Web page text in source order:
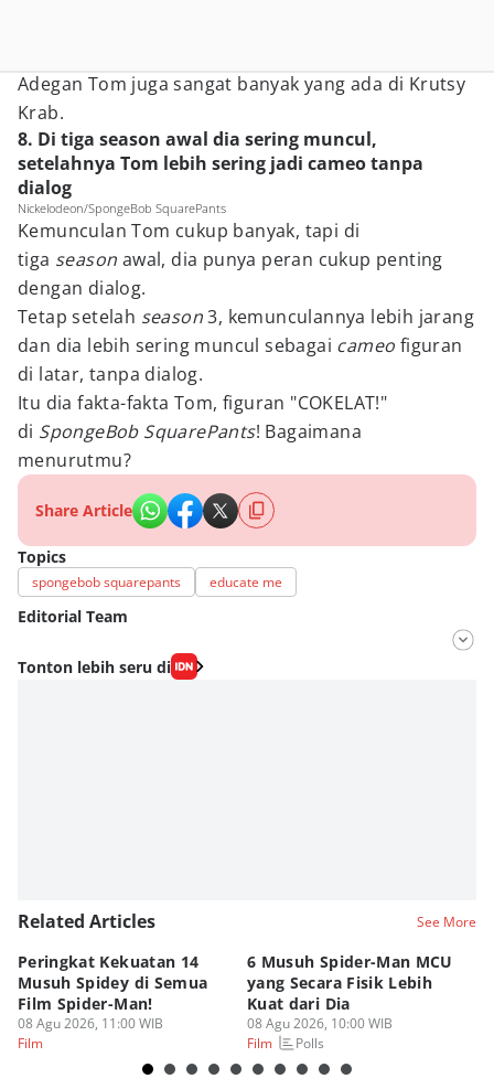
Adegan Tom juga sangat banyak yang ada di Krutsy
Krab.
8. Di tiga season awal dia sering muncul,
setelahnya Tom lebih sering jadi cameo tanpa
dialog
Nickelodeon/SpongeBob SquarePants
Kemunculan Tom cukup banyak, tapi di
tiga season awal, dia punya peran cukup penting
dengan dialog.
Tetap setelah season3, kemunculannya lebih jarang
dan dia lebih sering muncul sebagai cameo figuran
di latar, tanpa dialog.
Itu dia fakta-fakta Tom, figuran "COKELAT!"
di SpongeBob SquarePants! Bagaimana
menurutmu?
Share Article
Topics
spongebob squarepants educate me
Editorial Team
Editor
Fahrul Razi Uni Nurullah
Tonton lebih seru di
Related Articles See More
Peringkat Kekuatan 14
Musuh Spidey di Semua
Film Spider-Man!
08 Agu 2026, 11:00 WIB
Film
6 Musuh Spider-Man MCU
yang Secara Fisik Lebih
Kuat dari Dia
08 Agu 2026, 10:00 WIB
Film
Polls